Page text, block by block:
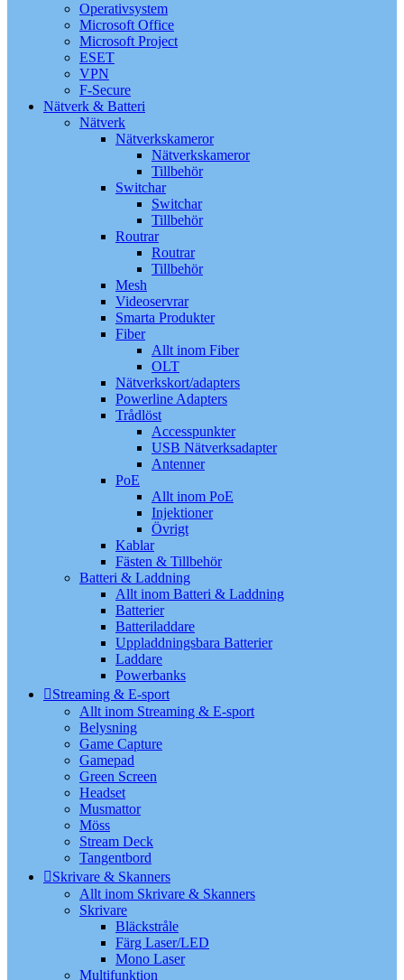
Operativsystem
Microsoft Office
Microsoft Project
ESET
VPN
F-Secure
Nätverk & Batteri
Nätverk
Nätverkskameror
Nätverkskameror
Tillbehör
Switchar
Switchar
Tillbehör
Routrar
Routrar
Tillbehör
Mesh
Videoservrar
Smarta Produkter
Fiber
Allt inom Fiber
OLT
Nätverkskort/adapters
Powerline Adapters
Trådlöst
Accesspunkter
USB Nätverksadapter
Antenner
PoE
Allt inom PoE
Injektioner
Övrigt
Kablar
Fästen & Tillbehör
Batteri & Laddning
Allt inom Batteri & Laddning
Batterier
Batteriladdare
Uppladdningsbara Batterier
Laddare
Powerbanks
Streaming & E-sport
Allt inom Streaming & E-sport
Belysning
Game Capture
Gamepad
Green Screen
Headset
Musmattor
Möss
Stream Deck
Tangentbord
Skrivare & Skanners
Allt inom Skrivare & Skanners
Skrivare
Bläckstråle
Färg Laser/LED
Mono Laser
Multifunktion